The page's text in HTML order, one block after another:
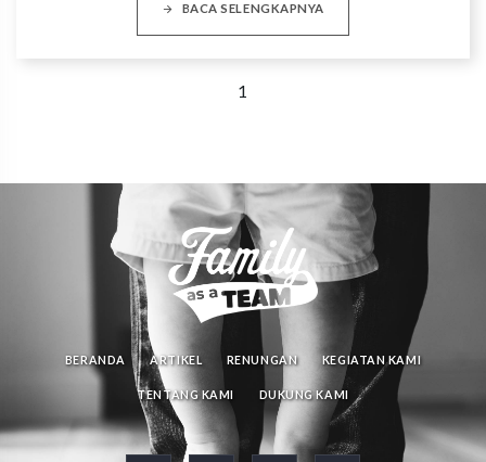
BACA SELENGKAPNYA
1
BERANDA ARTIKEL RENUNGAN KEGIATAN KAMI
TENTANG KAMI DUKUNG KAMI